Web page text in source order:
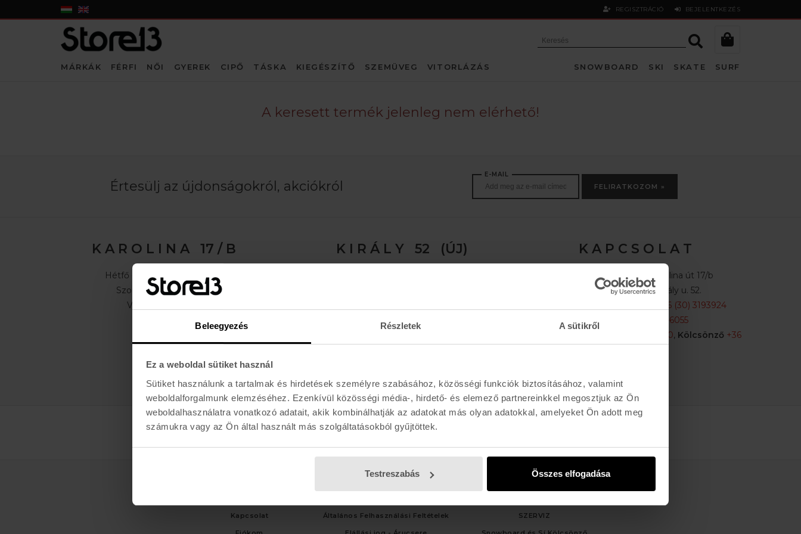
Beleegyezés Részletek A sütikről
Ez a weboldal sütiket használ
Sütiket használunk a tartalmak és hirdetések személyre szabásához, közösségi funkciók biztosításához, valamint
weboldalforgalmunk elemzéséhez. Ezenkívül közösségi média-, hirdető- és elemező partnereinkkel megosztjuk az Ön
weboldalhasználatra vonatkozó adatait, akik kombinálhatják az adatokat más olyan adatokkal, amelyeket Ön adott meg
számukra vagy az Ön által használt más szolgáltatásokból gyűjtöttek.
Testreszabás Összes elfogadása
REGISZTRÁCIÓ BEJELENTKEZÉS
MÁRKÁK FÉRFI NŐI GYEREK CIPŐ TÁSKA KIEGÉSZÍTŐ SZEMÜVEG VITORLÁZÁS SNOWBOARD SKI SKATE SURF
A keresett termék jelenleg nem elérhető!
Értesülj az újdonságokról, akciókról
E-MAIL
FELIRATKOZOM »
K A R O L I N A 17 / B
Hétfő - Péntek: 11:00 - 19:00
Szombat: 10:00 - 19:00
Vasárnap: ZÁRVA
K I R Á L Y 52 (ÚJ) K A P C S O L A T
1113 Budapest, Karolina út 17/b
1061 Budapest Király u. 52.
+36 (30) 3193924
Király:
+36 (20) 954-6055
+36 (30) 478-1540, Kölcsönző +36
Kapcsolat
TÁJÉKOZTATÓK
Általános Felhasználási Feltételek
SZOLGÁLTATÁS
SZERVIZ